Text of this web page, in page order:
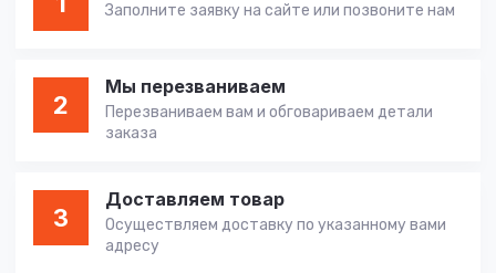
Заполните заявку на сайте или позвоните нам
2
Мы перезваниваем
Перезваниваем вам и обговариваем детали
заказа
3
Доставляем товар
Осуществляем доставку по указанному вами
адресу